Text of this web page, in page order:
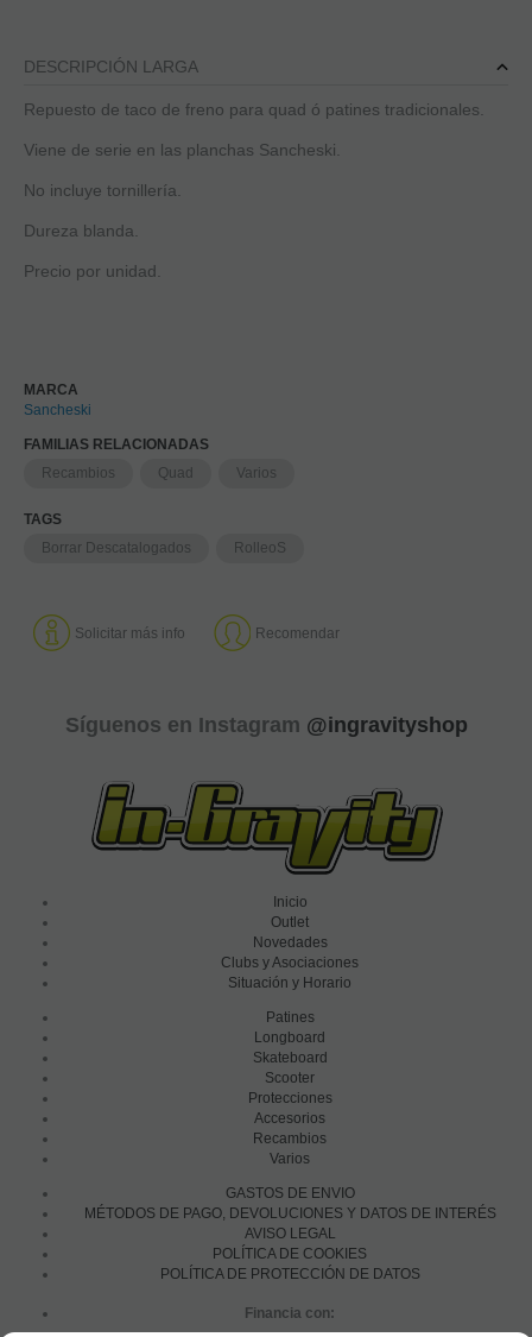
DESCRIPCIÓN LARGA
Repuesto de taco de freno para quad ó patines tradicionales.
Viene de serie en las planchas Sancheski.
No incluye tornillería.
Dureza blanda.
Precio por unidad.
MARCA
Sancheski
FAMILIAS RELACIONADAS
Recambios
Quad Varios
TAGS
Borrar Descatalogados
RolleoS
Solicitar más info Recomendar
Síguenos en Instagram @ingravityshop
Inicio
Outlet
Novedades
Clubs y Asociaciones
Situación y Horario
Patines
Longboard
Skateboard
Scooter
Protecciones
Accesorios
Recambios
Varios
GASTOS DE ENVIO
MÉTODOS DE PAGO, DEVOLUCIONES Y DATOS DE INTERÉS
AVISO LEGAL
POLÍTICA DE COOKIES
POLÍTICA DE PROTECCIÓN DE DATOS
Financia con: